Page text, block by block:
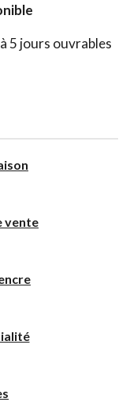
5 jours ouvrables
vente